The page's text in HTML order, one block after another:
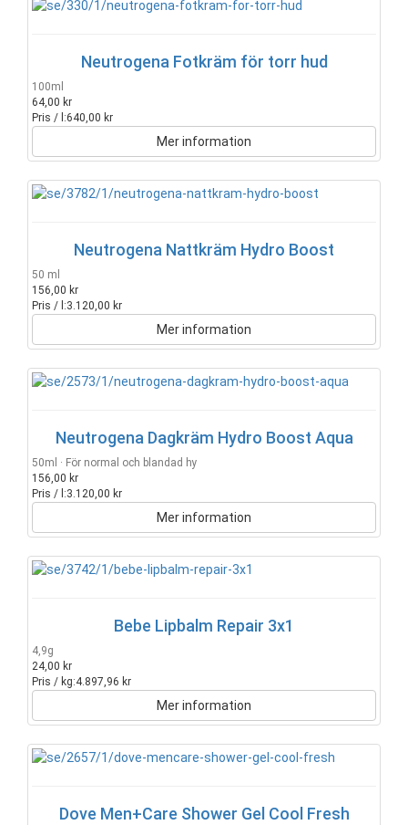
Neutrogena Fotkräm för torr hud
100ml
64,00 kr
Pris / l:640,00 kr
Mer information
Neutrogena Nattkräm Hydro Boost
50 ml
156,00 kr
Pris / l:3.120,00 kr
Mer information
Neutrogena Dagkräm Hydro Boost Aqua
50ml · För normal och blandad hy
156,00 kr
Pris / l:3.120,00 kr
Mer information
Bebe Lipbalm Repair 3x1
4,9g
24,00 kr
Pris / kg:4.897,96 kr
Mer information
Dove Men+Care Shower Gel Cool Fresh